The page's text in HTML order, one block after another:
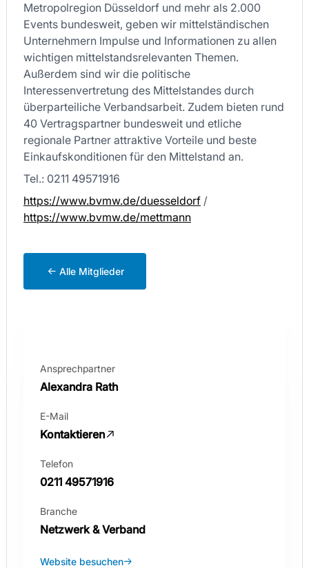
Metropolregion Düsseldorf und mehr als 2.000
Events bundesweit, geben wir mittelständischen
Unternehmern Impulse und Informationen zu allen
wichtigen mittelstandsrelevanten Themen.
Außerdem sind wir die politische
Interessenvertretung des Mittelstandes durch
überparteiliche Verbandsarbeit. Zudem bieten rund
40 Vertragspartner bundesweit und etliche
regionale Partner attraktive Vorteile und beste
Einkaufskonditionen für den Mittelstand an.
Tel.: 0211 49571916
https://www.bvmw.de/duesseldorf/
https://www.bvmw.de/mettmann
Alle Mitglieder
Ansprechpartner
Alexandra Rath
E-Mail
Kontaktieren
Telefon
0211 49571916
Branche
Netzwerk & Verband
Website besuchen